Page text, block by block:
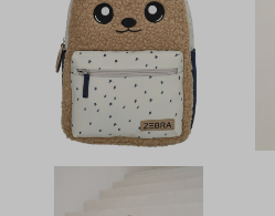
Keez&Co